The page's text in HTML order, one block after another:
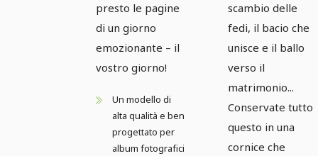
presto le pagine
di un giorno
emozionante – il
vostro giorno!
Un modello di
alta qualità e ben
progettato per
album fotografici
scambio delle
fedi, il bacio che
unisce e il ballo
verso il
matrimonio...
Conservate tutto
questo in una
cornice che